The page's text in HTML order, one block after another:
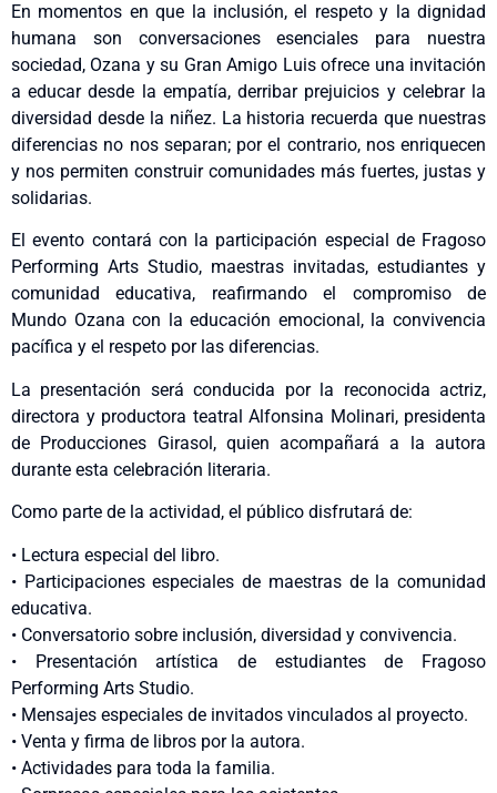
En momentos en que la inclusión, el respeto y la dignidad
humana son conversaciones esenciales para nuestra
sociedad, Ozana y su Gran Amigo Luis ofrece una invitación
a educar desde la empatía, derribar prejuicios y celebrar la
diversidad desde la niñez. La historia recuerda que nuestras
diferencias no nos separan; por el contrario, nos enriquecen
y nos permiten construir comunidades más fuertes, justas y
solidarias.
El evento contará con la participación especial de Fragoso
Performing Arts Studio, maestras invitadas, estudiantes y
comunidad educativa, reafirmando el compromiso de
Mundo Ozana con la educación emocional, la convivencia
pacífica y el respeto por las diferencias.
La presentación será conducida por la reconocida actriz,
directora y productora teatral Alfonsina Molinari, presidenta
de Producciones Girasol, quien acompañará a la autora
durante esta celebración literaria.
Como parte de la actividad, el público disfrutará de:
• Lectura especial del libro.
• Participaciones especiales de maestras de la comunidad
educativa.
• Conversatorio sobre inclusión, diversidad y convivencia.
• Presentación artística de estudiantes de Fragoso
Performing Arts Studio.
• Mensajes especiales de invitados vinculados al proyecto.
• Venta y firma de libros por la autora.
• Actividades para toda la familia.